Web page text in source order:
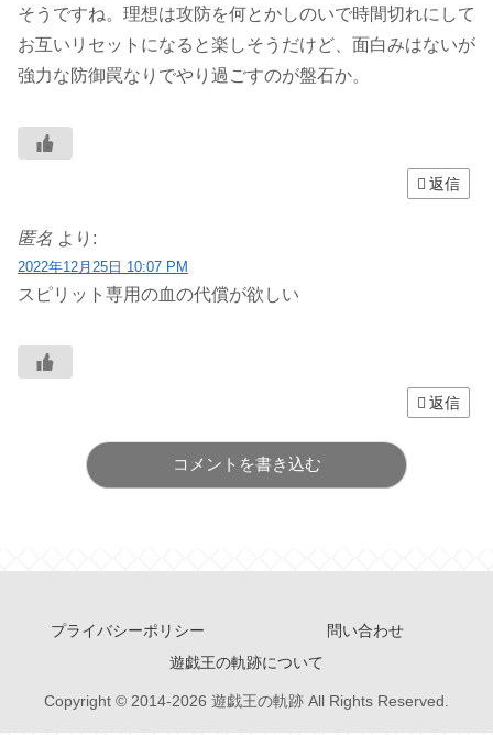
そうですね。理想は攻防を何とかしのいで時間切れにして
お互いリセットになると楽しそうだけど、面白みはないが
強力な防御罠なりでやり過ごすのが盤石か。
返信
匿名 より:
2022年12月25日 10:07 PM
スピリット専用の血の代償が欲しい
返信
コメントを書き込む
プライバシーポリシー
問い合わせ
遊戯王の軌跡について
Copyright © 2014-2026 遊戯王の軌跡 All Rights Reserved.